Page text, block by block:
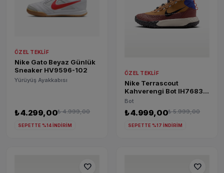
ÖZEL TEKLIF
Nike Gato Beyaz Günlük
Sneaker HV9596-102
Yürüyüş Ayakkabısı
₺ 4.299,00₺ 4.999,00
SEPETTE %14 İNDİRİM
ÖZEL TEKLIF
Nike Terrascout
Kahverengi Bot IH7683-
200
Bot
₺ 4.999,00₺ 5.999,00
SEPETTE %17 İNDİRİM
favorite favorite